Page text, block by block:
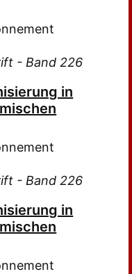
- Band 226
in
- Band 226
in